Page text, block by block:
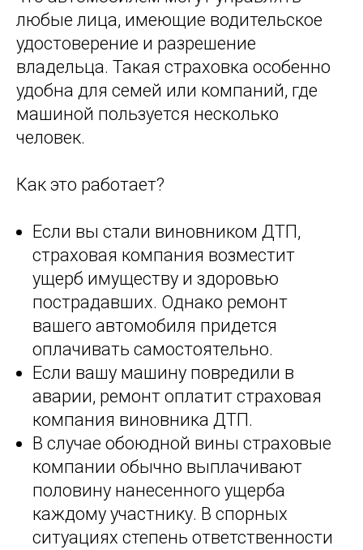
любые лица, имеющие водительское
удостоверение и разрешение
владельца. Такая страховка особенно
удобна для семей или компаний, где
машиной пользуется несколько
человек.
Как это работает?
Если вы стали виновником ДТП,
страховая компания возместит
ущерб имуществу и здоровью
пострадавших. Однако ремонт
вашего автомобиля придется
оплачивать самостоятельно.
Если вашу машину повредили в
аварии, ремонт оплатит страховая
компания виновника ДТП.
В случае обоюдной вины страховые
компании обычно выплачивают
половину нанесенного ущерба
каждому участнику. В спорных
ситуациях степень ответственности